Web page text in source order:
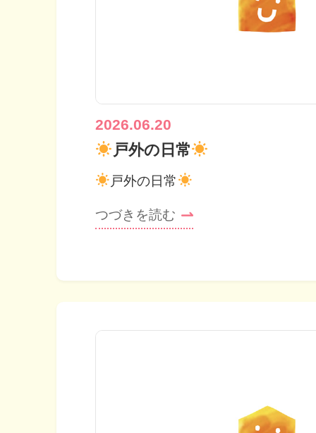
2026.06.20
戸外の日常
戸外の日常
つづきを読む